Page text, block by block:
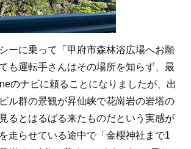
ーに乗って「甲府市森林浴広場へお願
も運転手さんはその場所を知らず、最
のナビに頼ることになりましたが、出
ル群の景観が昇仙峡で花崗岩の岩塔の
るとはるばる来たものだという実感が
走らせている途中で「金櫻神社まで1